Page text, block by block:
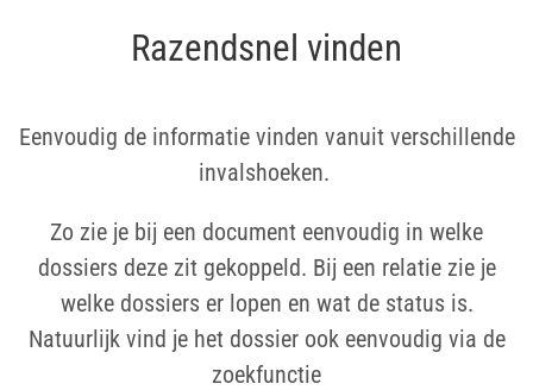
Razendsnel vinden
Eenvoudig de informatie vinden vanuit verschillende
invalshoeken.
Zo zie je bij een document eenvoudig in welke
dossiers deze zit gekoppeld. Bij een relatie zie je
welke dossiers er lopen en wat de status is.
Natuurlijk vind je het dossier ook eenvoudig via de
zoekfunctie